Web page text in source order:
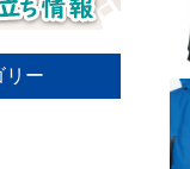
リー